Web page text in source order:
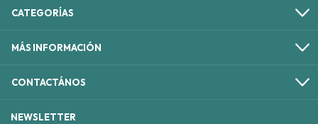
CATEGORÍAS
MÁS INFORMACIÓN
CONTACTÁNOS
NEWSLETTER